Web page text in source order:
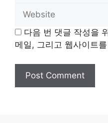
Website
다음 번 댓글 작성을
메일, 그리고 웹사이트